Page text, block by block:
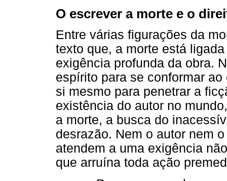
O escrever a morte e o
Entre várias figurações da
texto que, a morte está
exigência profunda da obra.
espírito para se conformar
si mesmo para penetrar a
existência do autor no
a morte, a busca do
desrazão. Nem o autor nem
atendem a uma exigência
que arruína toda ação